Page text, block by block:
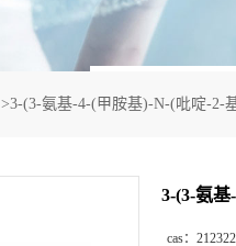
>3-(3-氨基-4-(甲胺基)-N-(吡啶-2-
3-(3-氨
cas：